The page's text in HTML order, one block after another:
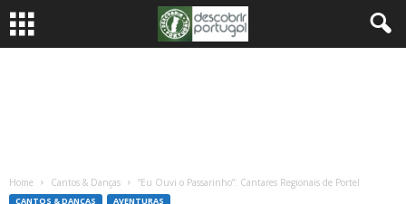
Home Cantos & Danças “Eu Ouvi o Passarinho”: Cantares Regionais de Portel
CANTOS & DANÇAS AVENTURAS